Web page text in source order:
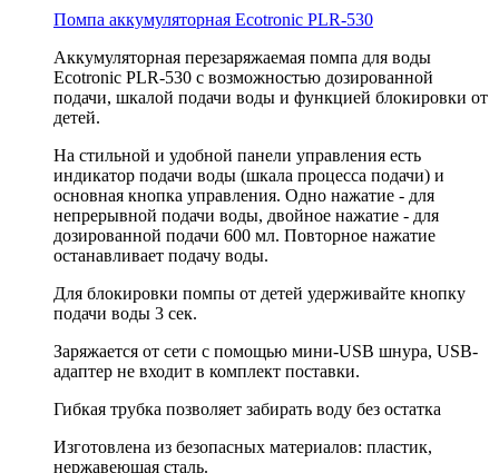
Помпа аккумуляторная Ecotronic PLR-530
Аккумуляторная перезаряжаемая помпа для воды
Ecotronic PLR-530 с возможностью дозированной
подачи, шкалой подачи воды и функцией блокировки от
детей.
На стильной и удобной панели управления есть
индикатор подачи воды (шкала процесса подачи) и
основная кнопка управления. Одно нажатие - для
непрерывной подачи воды, двойное нажатие - для
дозированной подачи 600 мл. Повторное нажатие
останавливает подачу воды.
Для блокировки помпы от детей удерживайте кнопку
подачи воды 3 сек.
Заряжается от сети с помощью мини-USB шнура, USB-
адаптер не входит в комплект поставки.
Гибкая трубка позволяет забирать воду без остатка
Изготовлена из безопасных материалов: пластик,
нержавеющая сталь.